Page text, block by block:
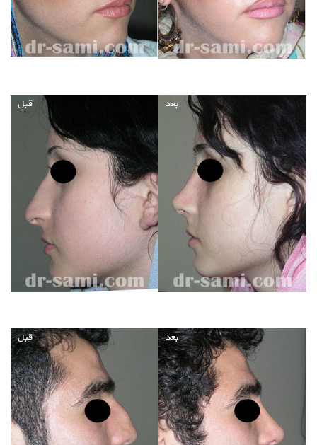
قبل بعد
قبل بعد